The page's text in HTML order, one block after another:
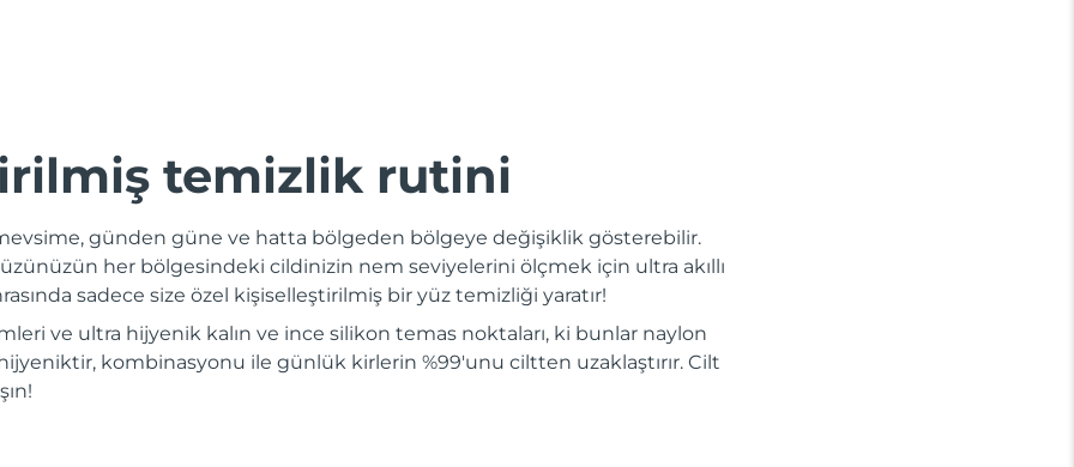
temizlik rutini
günden güne ve hatta bölgeden bölgeye değişiklik gösterebilir.
her bölgesindeki cildinizin nem seviyelerini ölçmek için ultra akıllı
sadece size özel kişiselleştirilmiş bir yüz temizliği yaratır!
ve ultra hijyenik kalın ve ince silikon temas noktaları, ki bunlar naylon
kombinasyonu ile günlük kirlerin %99'unu ciltten uzaklaştırır. Cilt